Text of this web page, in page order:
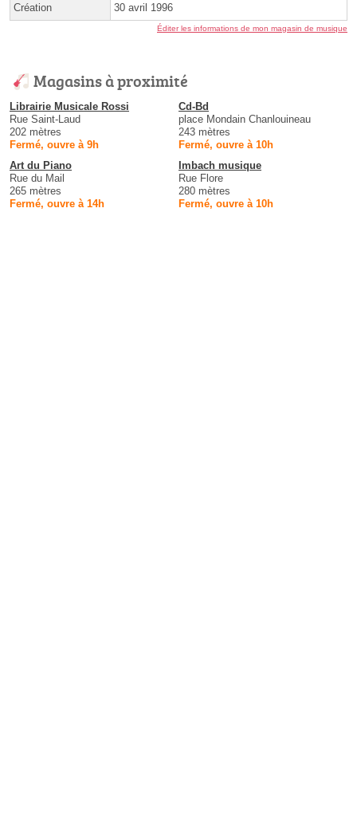
Création 30 avril 1996
Éditer les informations de mon magasin de musique
Magasins à proximité
Librairie Musicale Rossi
Rue Saint-Laud
202 mètres
Fermé, ouvre à 9h
Cd-Bd
place Mondain Chanlouineau
243 mètres
Fermé, ouvre à 10h
Art du Piano
Rue du Mail
265 mètres
Fermé, ouvre à 14h
Imbach musique
Rue Flore
280 mètres
Fermé, ouvre à 10h